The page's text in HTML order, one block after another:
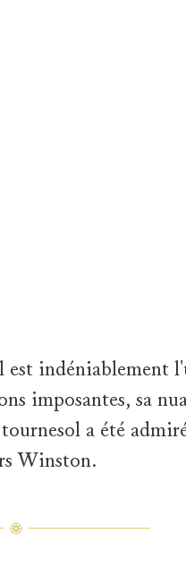
indéniablement
imposantes, sa
a été
Winston.